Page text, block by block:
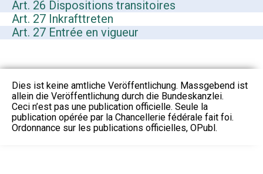
Art. 26 Dispositions transitoires
Art. 27 Inkrafttreten
Art. 27 Entrée en vigueur
Dies ist keine amtliche Veröffentlichung. Massgebend ist
allein die Veröffentlichung durch die Bundeskanzlei.
Ceci n’est pas une publication officielle. Seule la
publication opérée par la Chancellerie fédérale fait foi.
Ordonnance sur les publications officielles, OPubl.